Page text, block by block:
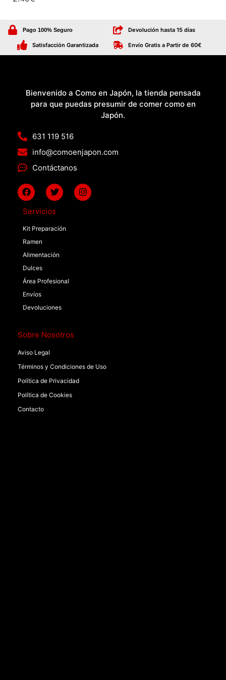
Pago 100% Seguro Devolución hasta 15 días
Satisfacción Garantizada Envío Gratis a Partir de 60€
Bienvenido a Como en Japón, la tienda pensada
para que puedas presumir de comer como en
Japón.
631 119 516
info@comoenjapon.com
Contáctanos
Servicios
Kit Preparación
Ramen
Alimentación
Dulces
Área Profesional
Envíos
Devoluciones
Sobre Nosotros
Aviso Legal
Términos y Condiciones de Uso
Política de Privacidad
Política de Cookies
Contacto